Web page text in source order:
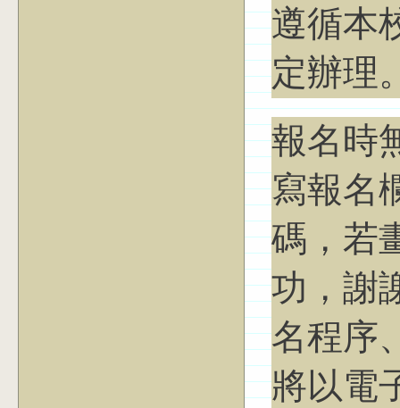
遵循本
定辦理
報名時
寫報名
碼，若
功，謝
名程序
將以電